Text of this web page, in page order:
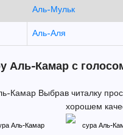
Аль-Мульк
Аль-Аля
Аль-Камар с
Камар Выбрав читалку
хорошем